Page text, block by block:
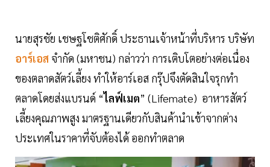
นายสุรชัย เชษฐโชติศักดิ์ ประธานเจ้าหน้าที่บริหาร บริษัท
อาร์เอส จำกัด (มหาชน) กล่าวว่า การเติบโตอย่างต่อเนื่อง
ของตลาดสัตว์เลี้ยง ทำให้อาร์เอส กรุ๊ปจึงตัดสินใจรุกทำ
ตลาดโดยส่งแบรนด์ “ไลฟ์เมต” (Lifemate) อาหารสัตว์
เลี้ยงคุณภาพสูง มาตรฐานเดียวกับสินค้านำเข้าจากต่าง
ประเทศในราคาที่จับต้องได้ ออกทำตลาด